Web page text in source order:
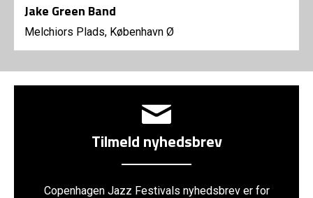
Jake Green Band
Melchiors Plads, København Ø
Tilmeld nyhedsbrev
Copenhagen Jazz Festivals nyhedsbrev er for